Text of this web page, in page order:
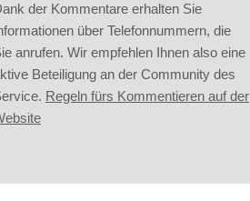
der Kommentare erhalten Sie
über Telefonnummern, die
anrufen. Wir empfehlen Ihnen also eine
Beteiligung an der Community des
Regeln fürs Kommentieren auf der